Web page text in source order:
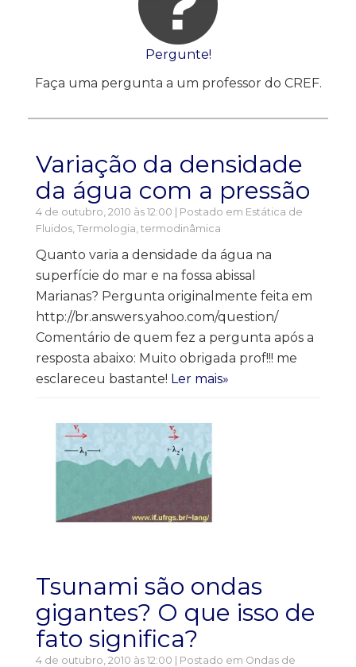
Pergunte!
Faça uma pergunta a um professor do CREF.
Variação da densidade
da água com a pressão
4 de outubro, 2010 às 12:00 | Postado em Estática de
Fluidos Termologia, termodinâmica
Quanto varia a densidade da água na
superfície do mar e na fossa abissal
Marianas? Pergunta originalmente feita em
http://br.answers.yahoo.com/question/
Comentário de quem fez a pergunta após a
resposta abaixo: Muito obrigada prof!!! me
esclareceu bastante! Ler mais»
Tsunami são ondas
gigantes? O que isso de
fato significa?
4 de outubro, 2010 às 12:00 | Postado em Ondas de